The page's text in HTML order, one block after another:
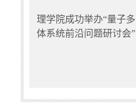
理学院成功举办“量子多
体系统前沿问题研讨会”